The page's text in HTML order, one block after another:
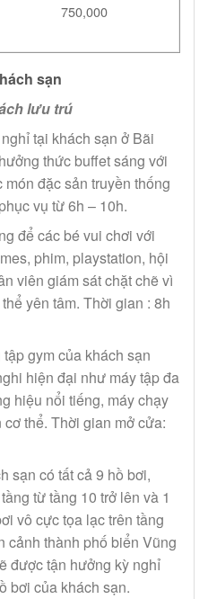
750,000
sạn
lưu trú
tại khách sạn ở Bãi
thức buffet sáng với
đặc sản truyền thống
vụ từ 6h – 10h.
để các bé vui chơi với
phim, playstation, hội
viên giám sát chặt chẽ vì
yên tâm. Thời gian : 8h
tập gym của khách sạn
hiện đại như máy tập đa
hiệu nổi tiếng, máy chạy
thể. Thời gian mở cửa:
sạn có tất cả 9 hồ bơi,
từ tầng 10 trở lên và 1
vô cực tọa lạc trên tầng
cảnh thành phố biển Vũng
được tận hưởng kỳ nghỉ
bơi của khách sạn.